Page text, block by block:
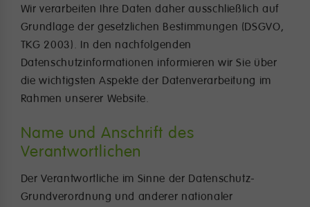
Wir verarbeiten Ihre Daten daher ausschließlich auf
Grundlage der gesetzlichen Bestimmungen (DSGVO,
TKG 2003). In den nachfolgenden
Datenschutzinformationen informieren wir Sie über
die wichtigsten Aspekte der Datenverarbeitung im
Rahmen unserer Website.
Name und Anschrift des
Verantwortlichen
Der Verantwortliche im Sinne der Datenschutz-
Grundverordnung und anderer nationaler